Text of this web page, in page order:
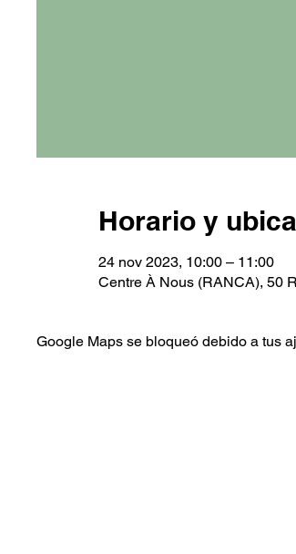
Horario y
24 nov 2023, 10:00 – 11:00
Centre À Nous (RANCA), 50
Google Maps se bloqueó debido a tus